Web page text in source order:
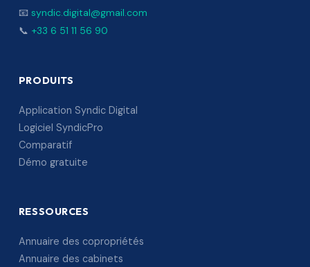
📧 syndic.digital@gmail.com
📞 +33 6 51 11 56 90
PRODUITS
Application Syndic Digital
Logiciel SyndicPro
Comparatif
Démo gratuite
RESSOURCES
Annuaire des copropriétés
Annuaire des cabinets